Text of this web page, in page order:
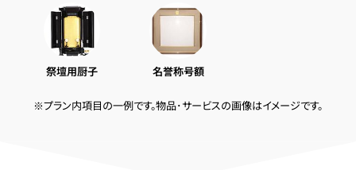
祭壇用厨子 名誉称号額
※プラン内項目の一例です。物品･サービスの画像はイメージです。